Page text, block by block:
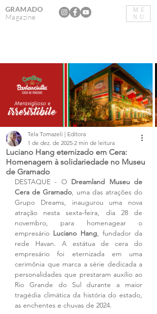
ME
NU
GRAMADO
Magazine
Luciano Hang eternizado em Cera:
Homenagem à solidariedade no Museu
de Gramado
Tela Tomazeli | Editora
1 de dez. de 2025 2 min de leitura
DESTAQUE - O Dreamland Museu de
Cera de Gramado, uma das atrações do
Grupo Dreams, inaugurou uma nova
atração nesta sexta-feira, dia 28 de
novembro, para homenagear o
empresário Luciano Hang, fundador da
rede Havan. A estátua de cera do
empresário foi eternizada em uma
cerimônia que marca a série dedicada a
personalidades que prestaram auxílio ao
Rio Grande do Sul durante a maior
tragédia climática da história do estado,
as enchentes e chuvas de 2024.